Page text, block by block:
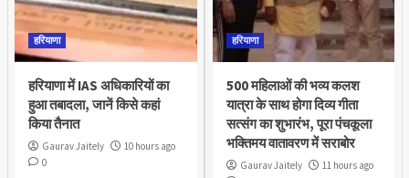
हरियाणा
हरियाणा में IAS अधिकारियों का
हुआ तबादला, जानें किसे कहां
किया तैनात
Gaurav Jaitely
10 hours ago
0
हरियाणा
500 महिलाओं की भव्य कलश
यात्रा के साथ होगा दिव्य गीता
सत्संग का शुभारंभ, पूरा पंचकूला
भक्तिमय वातावरण में सराबोर
Gaurav Jaitely
11 hours ago